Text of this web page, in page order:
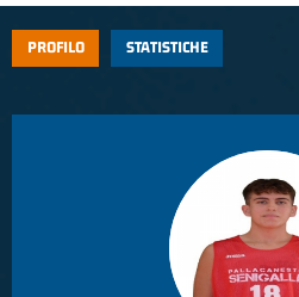
PROFILO STATISTICHE